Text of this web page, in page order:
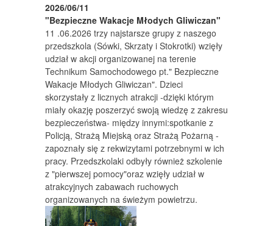
2026/06/11
"Bezpieczne Wakacje Młodych Gliwiczan"
11 .06.2026 trzy najstarsze grupy z naszego
przedszkola (Sówki, Skrzaty i Stokrotki) wzięły
udział w akcji organizowanej na terenie
Technikum Samochodowego pt." Bezpieczne
Wakacje Młodych Gliwiczan". Dzieci
skorzystały z licznych atrakcji -dzięki którym
miały okazję poszerzyć swoją wiedzę z zakresu
bezpieczeństwa- między innymi:spotkanie z
Policją, Strażą Miejską oraz Strażą Pożarną -
zapoznały się z rekwizytami potrzebnymi w ich
pracy. Przedszkolaki odbyły również szkolenie
z "pierwszej pomocy"oraz wzięły udział w
atrakcyjnych zabawach ruchowych
organizowanych na świeżym powietrzu.